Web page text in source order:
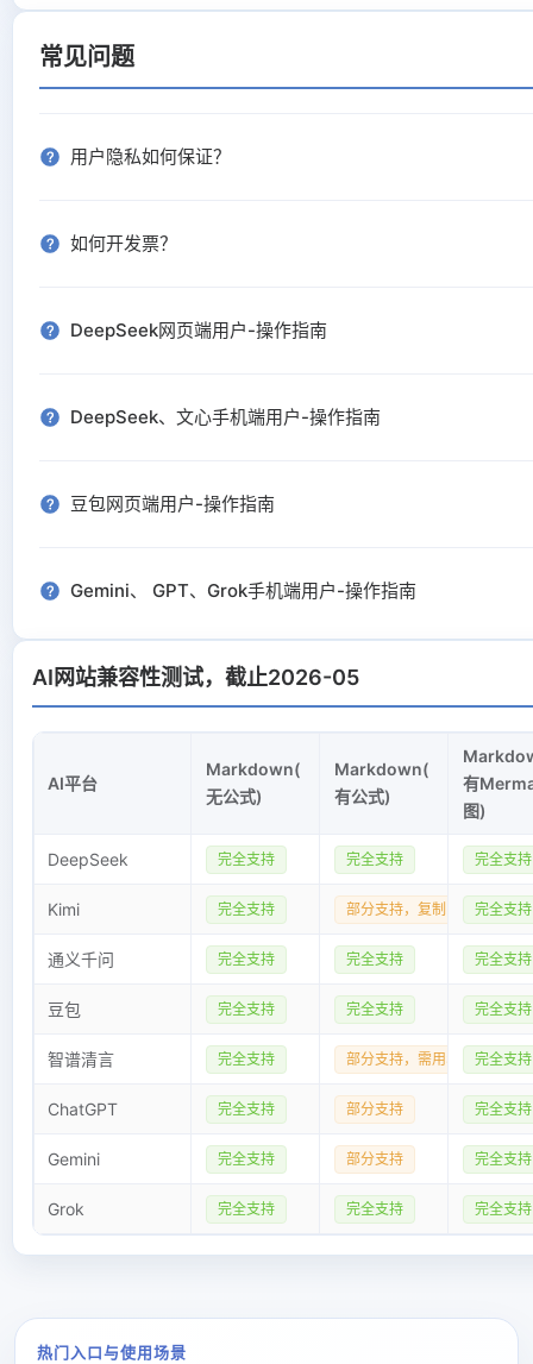
优化移动端
2026-03-23
2026-03-04
2026-02-24
v1.7.0
新增"忘记密码"功能
新增“Word样式自定义”弹窗，支持正文/标题/页面参数可视化配
新增15个文档样式：学术论文、商务报告、技术文档、官方通
2026-01-21
升级转换引擎，提升转换速度
更新常见问题
增加高级版功能，邀请好友双方可免费获得
2026-01-14
修复yaml元数据问题
常见问题
用户隐私如何保证？
如何开发票？
DeepSeek网页端用户-操作指南
DeepSeek、文心手机端用户-操作指南
豆包网页端用户-操作指南
Gemini、 GPT、Grok手机端用户-操作指南
支持哪些 Markdown 格式？
为什么我的内容转换不了？
内容很长怎么办?
如何插入 LaTeX 数学公式？
Kimi的 LaTeX 数学公式如何转换？
转换需要多长时间？
AI网站兼容性测试，截止2026-05
AI平台
Markdown(
无公式)
Markdown(
有公式)
有
图)
DeepSeek 完全支持 完全支持 完全支持
Kimi 完全支持 部分支持，复制LaTex代码即
完全支持
通义千问 完全支持 完全支持 完全支持
豆包 完全支持 完全支持 完全支持
智谱清言 完全支持 部分支持，需用$包裹代码
完全支持
ChatGPT 完全支持 部分支持 完全支持
Gemini 完全支持 部分支持 完全支持
Grok 完全支持 完全支持 完全支持
热门入口与使用场景